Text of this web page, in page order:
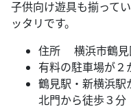
子供向け遊具も揃って
ッタリです。
住所 横浜市鶴見
有料の駐車場が２
鶴見駅・新横浜駅
北門から徒歩３分